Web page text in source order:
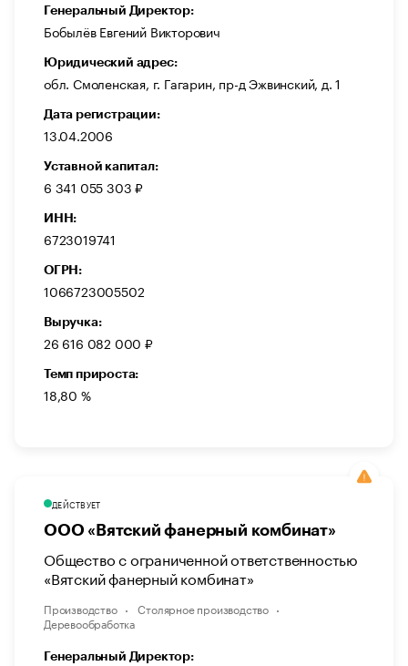
Генеральный Директор:
Бобылёв Евгений Викторович
Юридический адрес:
обл. Смоленская, г. Гагарин, пр-д Эжвинский, д. 1
Дата регистрации:
13.04.2006
Уставной капитал:
6 341 055 303 ₽
ИНН:
6723019741
ОГРН:
1066723005502
Выручка:
26 616 082 000 ₽
Темп прироста:
18,80 %
ДЕЙСТВУЕТ
ООО «Вятский фанерный комбинат»
Общество с ограниченной ответственностью
«Вятский фанерный комбинат»
Производство
Столярное производство
Деревообработка
Генеральный Директор: